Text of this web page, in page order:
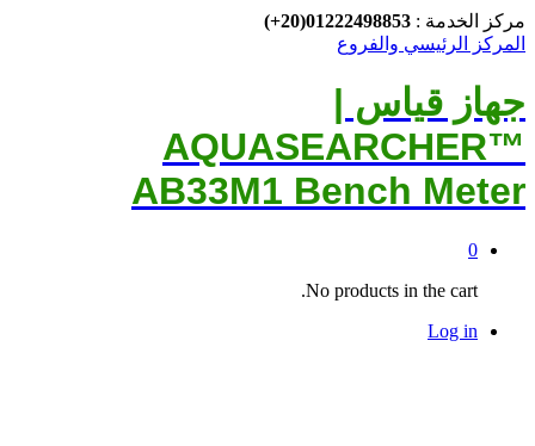
مركز الخدمة : 01222498853(20+)
المركز الرئيسي والفروع
جهاز قياس |
AQUASEARCHER™
AB33M1 Bench Meter
0
No products in the cart.
Log in